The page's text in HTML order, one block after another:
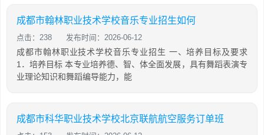
成都市翰林职业技术学校音乐专业招生如何
点击：238 发布时间：2026-06-12
成都市翰林职业技术学校音乐专业招生 一、培养目标及要求
1．培养目标 本专业培养德、智、体全面发展，具有舞蹈表演专
业理论知识和舞蹈编导能力，能
成都市科华职业技术学校北京联航航空服务订单班